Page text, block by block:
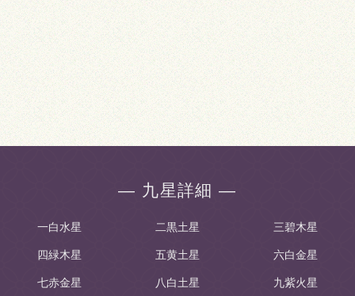
― 九星詳細 ―
一白水星 二黒土星 三碧木星
四緑木星 五黄土星 六白金星
七赤金星 八白土星 九紫火星